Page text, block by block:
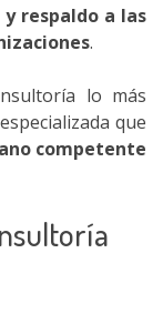
respaldo a las
.
lo más
que
competente